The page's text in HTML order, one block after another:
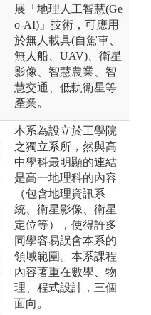
展「地理人工智慧(Ge
o-AI)」技術，可應用
於無人載具(自駕車、
無人船、UAV)、衛星
影像、智慧農業、智
慧交通、低軌衛星等
產業。
本系為設立於工學院
之獨立系所，然與高
中學科最明顯的連結
是高一地理科的內容
（包含地理資訊系
統、衛星影像、衛星
定位等），使得許多
同學容易誤會本系的
領域範圍。本系課程
內容著重在數學、物
理、程式設計，三個
面向。